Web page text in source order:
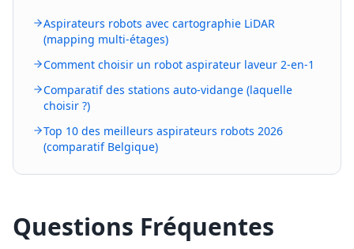
Aspirateurs robots avec cartographie LiDAR
(mapping multi-étages)
Comment choisir un robot aspirateur laveur 2-en-1
Comparatif des stations auto-vidange (laquelle
choisir ?)
Top 10 des meilleurs aspirateurs robots 2026
(comparatif Belgique)
Questions Fréquentes